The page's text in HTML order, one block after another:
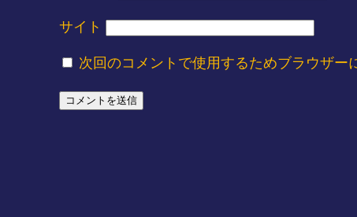
サイト
次回のコメントで使用するためブラウザー